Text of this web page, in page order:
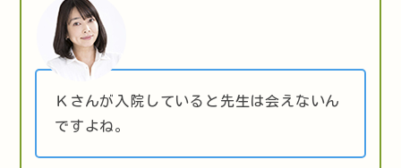
Ｋさんが入院していると先生は会えないん
ですよね。